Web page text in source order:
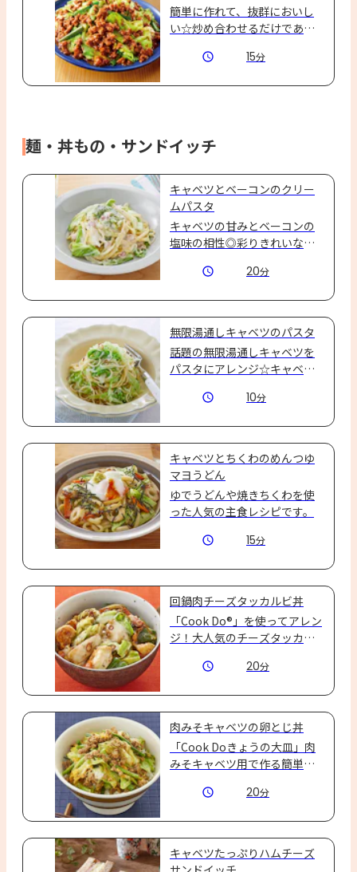
簡単に作れて、抜群においし
い☆炒め合わせるだけであっ
ツにからんだ肉みそがたまら
15分
麺・丼もの・サンドイッチ
キャベツとベーコンのクリー
ムパスタ
キャベツの甘みとベーコンの
塩味の相性◎彩りきれいなク
20分
無限湯通しキャベツのパスタ
話題の無限湯通しキャベツを
パスタにアレンジ☆キャベツ
るおいしさ♪
10分
キャベツとちくわのめんつゆ
マヨうどん
ゆでうどんや焼きちくわを使
った人気の主食レシピです。
15分
回鍋肉チーズタッカルビ丼
「Cook Do®」を使ってアレン
ジ！大人気のチーズタッカル
らない♪
20分
肉みそキャベツの卵とじ丼
「Cook Doきょうの大皿」肉
みそキャベツ用で作る簡単丼
20分
キャベツたっぷりハムチーズ